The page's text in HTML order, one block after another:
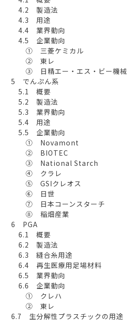
4.2 製造法
4.3 用途
4.4 業界動向
4.5 企業動向
① 三菱ケミカル
② 東レ
③ 日精エー・エス・ビー機械
5 でんぷん系
5.1 概要
5.2 製造法
5.3 業界動向
5.4 用途
5.5 企業動向
① Novamont
② BIOTEC
③ National Starch
④ クラレ
⑤ GSIクレオス
⑥ 日世
⑦ 日本コーンスターチ
⑧ 稲畑産業
6 PGA
6.1 概要
6.2 製造法
6.3 縫合糸用途
6.4 再生医療用足場材料
6.5 業界動向
6.6 企業動向
① クレハ
② 東レ
6.7 生分解性プラスチックの用途